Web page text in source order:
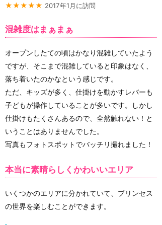
★★★★★ 2017年1月に訪問
混雑度はまぁまぁ
オープンしたての頃はかなり混雑していたよう
ですが、そこまで混雑していると印象はなく、
落ち着いたのかなという感じです。
ただ、キッズが多く、仕掛けを動かすレバーも
子どもが操作していることが多いです。しかし
仕掛けもたくさんあるので、全然触れない！と
いうことはありませんでした。
写真もフォトスポットでバッチリ撮れました！
本当に素晴らしくかわいいエリア
いくつかのエリアに分かれていて、プリンセス
の世界を楽しむことができます。